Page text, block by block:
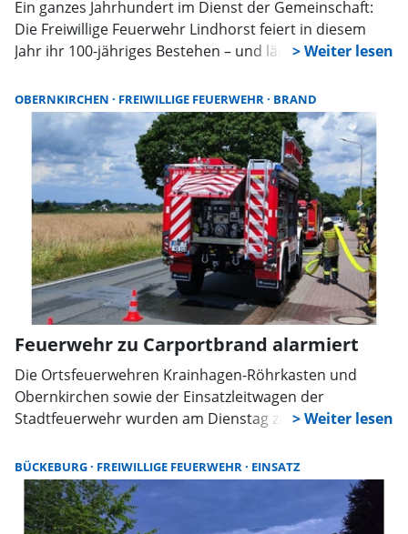
Ein ganzes Jahrhundert im Dienst der Gemeinschaft:
Die Freiwillige Feuerwehr Lindhorst feiert in diesem
Jahr ihr 100-jähriges Bestehen – und lädt vom 21. bis
Rund um den Festplatz am Freibad erwartet die
Besucher ein abwechslungsreiches Programm.
OBERNKIRCHEN FREIWILLIGE FEUERWEHR BRAND
Feuerwehr zu Carportbrand alarmiert
Die Ortsfeuerwehren Krainhagen-Röhrkasten und
Obernkirchen sowie der Einsatzleitwagen der
Stadtfeuerwehr wurden am Dienstag zu einem
BÜCKEBURG FREIWILLIGE FEUERWEHR EINSATZ